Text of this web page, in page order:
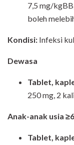
7,5 mg/
boleh
Kondisi: Infeksi
Dewasa
Tablet,
250 mg, 2
Anak-anak usia
Tablet,